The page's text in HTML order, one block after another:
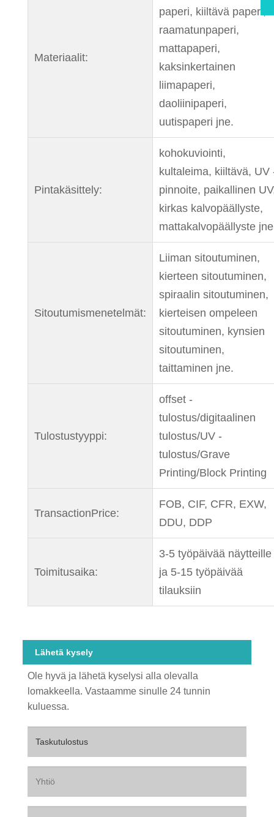
Materiaalit:
paperi, kiiltävä paperi,
raamatunpaperi,
mattapaperi,
kaksinkertainen
liimapaperi,
daoliinipaperi,
uutispaperi jne.
Pintakäsittely:
kohokuviointi,
kultaleima, kiiltävä, UV
pinnoite, paikallinen
kirkas kalvopäällyste,
mattakalvopäällyste
Sitoutumismenetelmät:
Liiman sitoutuminen,
kierteen sitoutuminen,
spiraalin sitoutuminen,
kierteisen ompeleen
sitoutuminen, kynsien
sitoutuminen,
taittaminen jne.
Tulostustyyppi:
offset -
tulostus/digitaalinen
tulostus/UV -
tulostus/Grave
Printing/Block Printing
TransactionPrice:
FOB, CIF, CFR, EXW,
DDU, DDP
Toimitusaika:
3-5 työpäivää näytteille
ja 5-15 työpäivää
tilauksiin
Lähetä kysely
Ole hyvä ja lähetä kyselysi alla olevalla
lomakkeella. Vastaamme sinulle 24 tunnin
kuluessa.